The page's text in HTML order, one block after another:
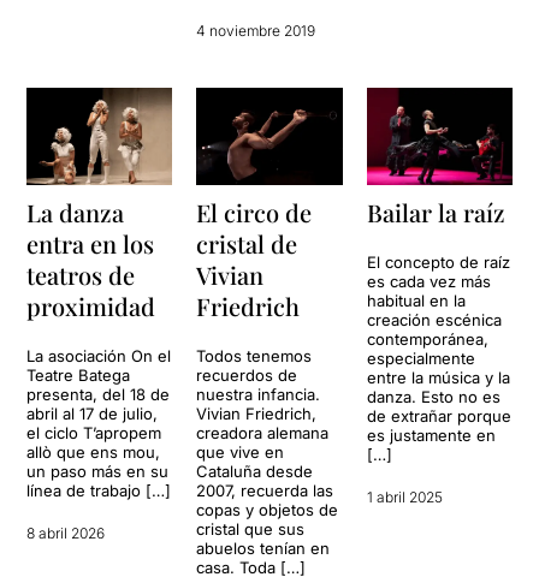
4 noviembre 2019
La danza
entra en los
teatros de
proximidad
La asociación On el
Teatre Batega
presenta, del 18 de
abril al 17 de julio,
el ciclo T’apropem
allò que ens mou,
un paso más en su
línea de trabajo […]
8 abril 2026
El circo de
cristal de
Vivian
Friedrich
Todos tenemos
recuerdos de
nuestra infancia.
Vivian Friedrich,
creadora alemana
que vive en
Cataluña desde
2007, recuerda las
copas y objetos de
cristal que sus
abuelos tenían en
casa. Toda […]
Bailar la raíz
El concepto de raíz
es cada vez más
habitual en la
creación escénica
contemporánea,
especialmente
entre la música y la
danza. Esto no es
de extrañar porque
es justamente en
[…]
1 abril 2025